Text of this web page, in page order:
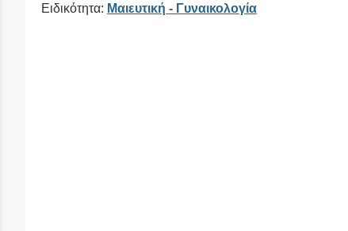
Ειδικότητα: Μαιευτική - Γυναικολογία